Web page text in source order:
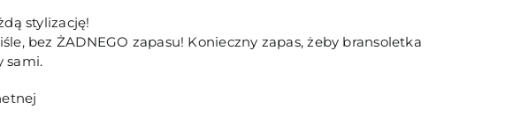
stylizację!
bez ŻADNEGO zapasu! Konieczny zapas, żeby bransoletka
sami.